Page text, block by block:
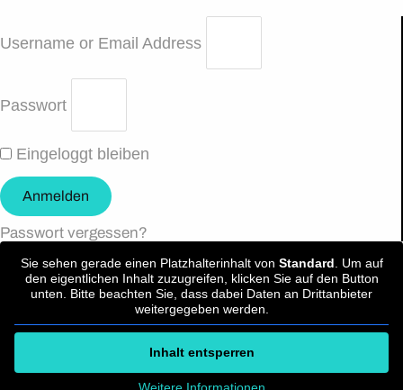
Username or Email Address
Passwort
Eingeloggt bleiben
Anmelden
Passwort vergessen?
Sie sehen gerade einen Platzhalterinhalt von Standard. Um auf
den eigentlichen Inhalt zuzugreifen, klicken Sie auf den Button
unten. Bitte beachten Sie, dass dabei Daten an Drittanbieter
weitergegeben werden.
Inhalt entsperren